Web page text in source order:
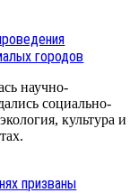
городов
научно-
социально-
культура и
призваны